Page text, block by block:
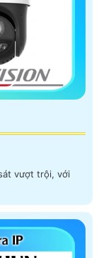
vượt trội, với